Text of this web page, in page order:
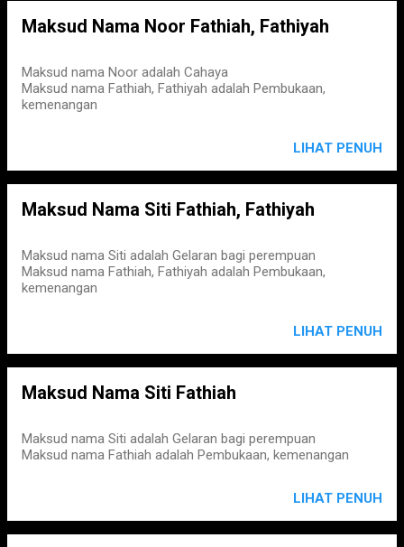
Maksud Nama Noor Fathiah, Fathiyah
Maksud nama Noor adalah Cahaya
Maksud nama Fathiah, Fathiyah adalah Pembukaan,
kemenangan
LIHAT PENUH
Maksud Nama Siti Fathiah, Fathiyah
Maksud nama Siti adalah Gelaran bagi perempuan
Maksud nama Fathiah, Fathiyah adalah Pembukaan,
kemenangan
LIHAT PENUH
Maksud Nama Siti Fathiah
Maksud nama Siti adalah Gelaran bagi perempuan
Maksud nama Fathiah adalah Pembukaan, kemenangan
LIHAT PENUH